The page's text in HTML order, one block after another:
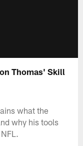
Thomas' Skill
what the
why his tools